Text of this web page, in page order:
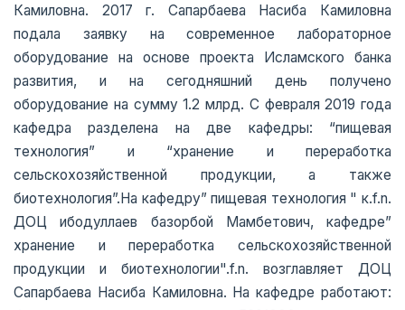
Камиловна. 2017 г. Сапарбаева Насиба Камиловна
подала заявку на современное лабораторное
оборудование на основе проекта Исламского банка
развития, и на сегодняшний день получено
оборудование на сумму 1.2 млрд. С февраля 2019 года
кафедра разделена на две кафедры: “пищевая
технология” и “хранение и переработка
сельскохозяйственной продукции, а также
биотехнология”.На кафедру” пищевая технология " к.f.n.
ДОЦ ибодуллаев базорбой Мамбетович, кафедре”
хранение и переработка сельскохозяйственной
продукции и биотехнологии".f.n. возглавляет ДОЦ
Сапарбаева Насиба Камиловна. На кафедре работают: